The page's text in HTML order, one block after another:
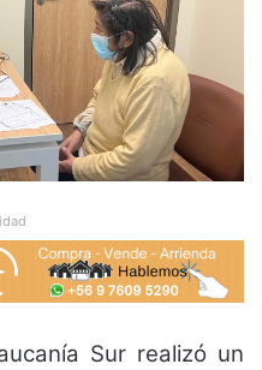
Sur realizó un